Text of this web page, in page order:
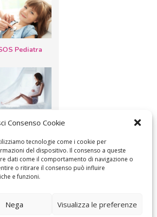
Consenso Cookie
tecnologie come i cookie per
del dispositivo. Il consenso a queste
dati come il comportamento di navigazione o
o ritirare il consenso può influire
e funzioni.
Nega Visualizza le preferenze
Pediatra
settimane di
gravidanza